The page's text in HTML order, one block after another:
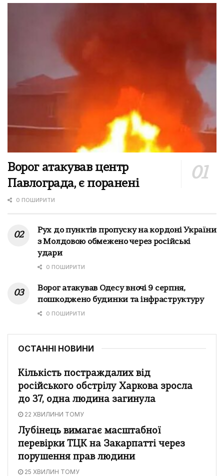
Ворог атакував центр
Павлограда, є поранені
0 ПОШИРИТИ
Рух до пунктів пропуску на кордоні України
з Молдовою обмежено через російські
удари
0 ПОШИРИТИ
Ворог атакував Одесу вночі 9 серпня,
пошкоджено будинки та інфраструктуру
0 ПОШИРИТИ
ОСТАННІ НОВИНИ
Кількість постраждалих від
російського обстрілу Харкова зросла
до 37, одна людина загинула
22 ХВИЛИНИ ТОМУ
Лубінець вимагає масштабної
перевірки ТЦК на Закарпатті через
порушення прав людини
25 ХВИЛИН ТОМУ